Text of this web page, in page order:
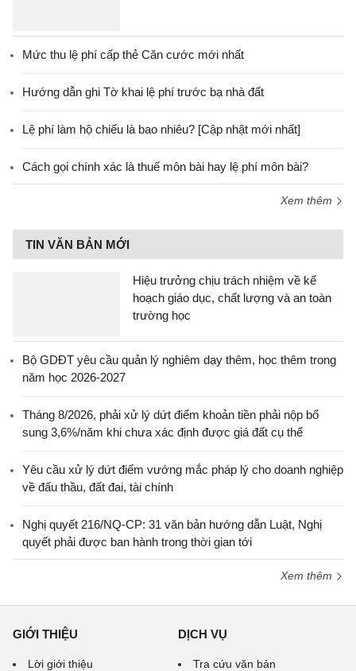
Mức thu lệ phí cấp thẻ Căn cước mới nhất
Hướng dẫn ghi Tờ khai lệ phí trước bạ nhà đất
Lệ phí làm hộ chiếu là bao nhiêu? [Cập nhật mới nhất]
Cách gọi chính xác là thuế môn bài hay lệ phí môn bài?
Xem thêm
TIN VĂN BẢN MỚI
Hiệu trưởng chịu trách nhiệm về kế
hoạch giáo dục, chất lượng và an toàn
trường học
Bộ GDĐT yêu cầu quản lý nghiêm dạy thêm, học thêm trong
năm học 2026-2027
Tháng 8/2026, phải xử lý dứt điểm khoản tiền phải nộp bổ
sung 3,6%/năm khi chưa xác định được giá đất cụ thể
Yêu cầu xử lý dứt điểm vướng mắc pháp lý cho doanh nghiệp
về đấu thầu, đất đai, tài chính
Nghị quyết 216/NQ-CP: 31 văn bản hướng dẫn Luật, Nghị
quyết phải được ban hành trong thời gian tới
Xem thêm
GIỚI THIỆU
Lời giới thiệu
DỊCH VỤ
Tra cứu văn bản